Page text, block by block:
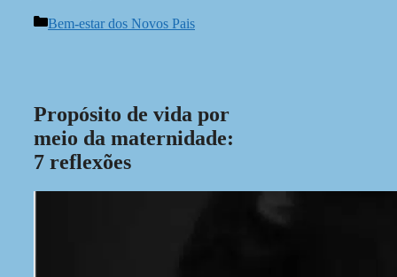
Categorias
Bem-estar dos Novos Pais
Propósito de vida por
meio da maternidade:
7 reflexões